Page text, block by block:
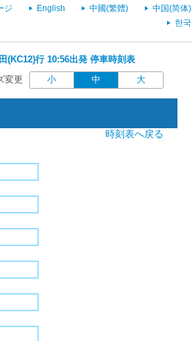
ジ English 中國(繁體)
中国(简体)
한국
(KC12)行 10:56出発 停車時刻表
変更 小 中 大
時刻表へ戻る